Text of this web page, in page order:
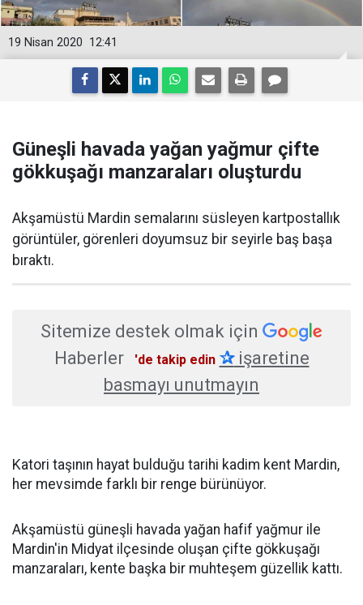
12:41
19 Nisan 2020
Güneşli havada yağan yağmur çifte
gökkuşağı manzaraları oluşturdu
​Akşamüstü Mardin semalarını süsleyen kartpostallık
görüntüler, görenleri doyumsuz bir seyirle baş başa
bıraktı.
Sitemize destek olmak için
Haberler
'de takip edin ✰işaretine
basmayı unutmayın
Katori taşının hayat bulduğu tarihi kadim kent Mardin,
her mevsimde farklı bir renge bürünüyor.
Akşamüstü güneşli havada yağan hafif yağmur ile
Mardin'in Midyat ilçesinde oluşan çifte gökkuşağı
manzaraları, kente başka bir muhteşem güzellik kattı.